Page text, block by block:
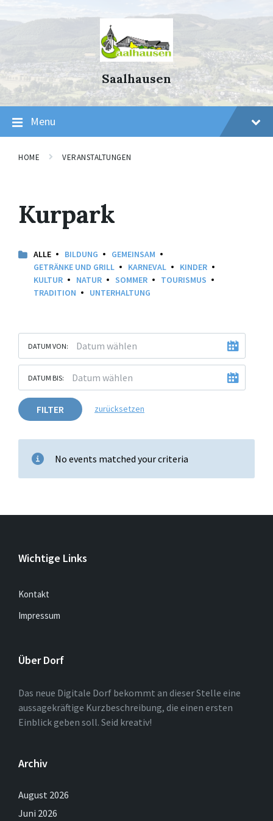
Saalhausen
Menu
HOME VERANSTALTUNGEN
Kurpark
ALLE BILDUNG
GEMEINSAM
GETRÄNKE UND GRILL
KARNEVAL
KINDER
KULTUR
NATUR SOMMER
TOURISMUS
TRADITION
UNTERHALTUNG
DATUM VON:
DATUM BIS:
FILTER zurücksetzen
No events matched your criteria
Wichtige Links
Kontakt
Impressum
Über Dorf
Das neue Digitale Dorf bekommt an dieser Stelle eine
aussagekräftige Kurzbeschreibung, die einen ersten
Einblick geben soll. Seid kreativ!
Archiv
August 2026
Juni 2026